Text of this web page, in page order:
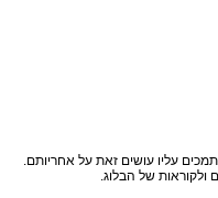
עליו עושים זאת על אחריותם.
ולקוראות של הבלוג.